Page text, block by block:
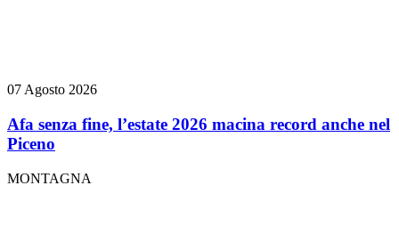
07 Agosto 2026
Afa senza fine, l’estate 2026 macina record anche nel
Piceno
MONTAGNA